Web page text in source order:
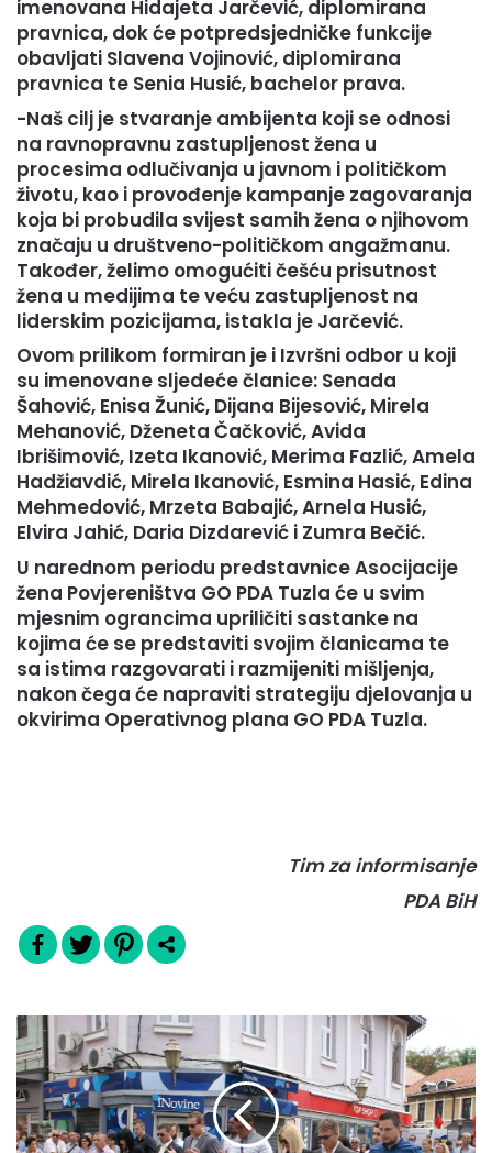
imenovana Hidajeta Jarčević, diplomirana
pravnica, dok će potpredsjedničke funkcije
obavljati Slavena Vojinović, diplomirana
pravnica te Senia Husić, bachelor prava.
-Naš cilj je stvaranje ambijenta koji se odnosi
na ravnopravnu zastupljenost žena u
procesima odlučivanja u javnom i političkom
životu, kao i provođenje kampanje zagovaranja
koja bi probudila svijest samih žena o njihovom
značaju u društveno-političkom angažmanu.
Također, želimo omogućiti češću prisutnost
žena u medijima te veću zastupljenost na
liderskim pozicijama, istakla je Jarčević.
Ovom prilikom formiran je i Izvršni odbor u koji
su imenovane sljedeće članice: Senada
Šahović, Enisa Žunić, Dijana Bijesović, Mirela
Mehanović, Dženeta Čačković, Avida
Ibrišimović, Izeta Ikanović, Merima Fazlić, Amela
Hadžiavdić, Mirela Ikanović, Esmina Hasić, Edina
Mehmedović, Mrzeta Babajić, Arnela Husić,
Elvira Jahić, Daria Dizdarević i Zumra Bečić.
U narednom periodu predstavnice Asocijacije
žena Povjereništva GO PDA Tuzla će u svim
mjesnim ograncima upriličiti sastanke na
kojima će se predstaviti svojim članicama te
sa istima razgovarati i razmijeniti mišljenja,
nakon čega će napraviti strategiju djelovanja u
okvirima Operativnog plana GO PDA Tuzla.
Tim za informisanje
PDA BiH